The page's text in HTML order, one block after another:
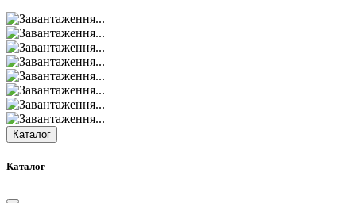
Каталог
Каталог